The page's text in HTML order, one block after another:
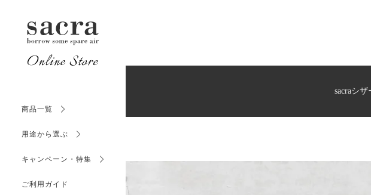
商品一覧
用途から選ぶ
キャンペーン・特集
ご利用ガイド
sacraシ